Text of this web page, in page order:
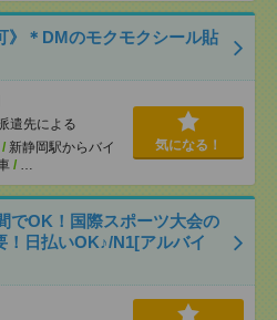
》＊DMのモクモクシール貼
遣先による
/ 新静岡駅からバイ
/ …
気になる！
でOK！国際スポーツ大会の
日払いOK♪/N1[アルバイ